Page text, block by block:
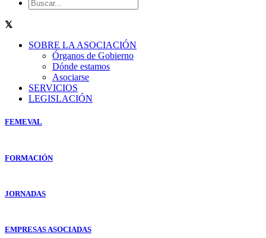
SOBRE LA ASOCIACIÓN
Órganos de Gobierno
Dónde estamos
Asociarse
SERVICIOS
LEGISLACIÓN
FEMEVAL
FORMACIÓN
JORNADAS
EMPRESAS ASOCIADAS